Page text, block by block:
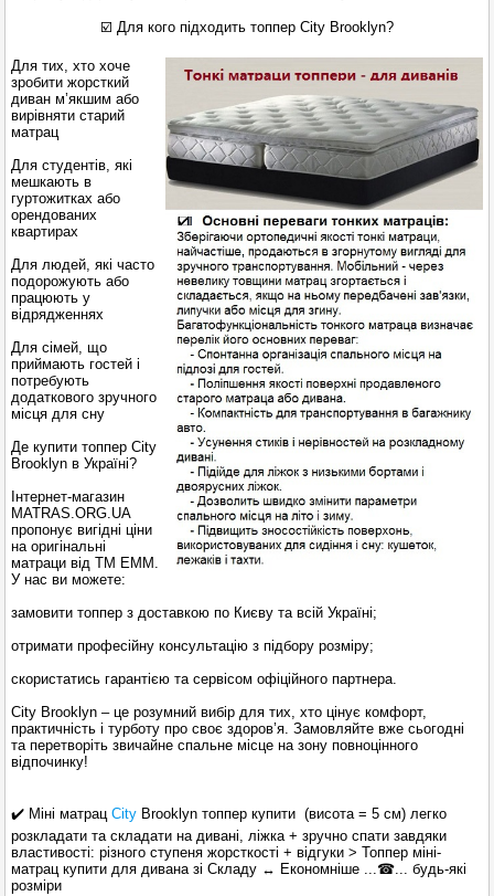
☑️ Для кого підходить топпер City Brooklyn?
Для тих, хто хоче
зробити жорсткий
диван м’якшим або
вирівняти старий
матрац
Для студентів, які
мешкають в
гуртожитках або
орендованих
квартирах
Для людей, які часто
подорожують або
працюють у
відрядженнях
Для сімей, що
приймають гостей і
потребують
додаткового зручного
місця для сну
Де купити топпер City
Brooklyn в Україні?
Інтернет-магазин
MATRAS.ORG.UA
пропонує вигідні ціни
на оригінальні
матраци від ТМ EMM.
У нас ви можете:
замовити топпер з доставкою по Києву та всій Україні;
отримати професійну консультацію з підбору розміру;
скористатись гарантією та сервісом офіційного партнера.
City Brooklyn – це розумний вибір для тих, хто цінує комфорт,
практичність і турботу про своє здоров’я. Замовляйте вже сьогодні
та перетворіть звичайне спальне місце на зону повноцінного
відпочинку!
✔️ Міні матрацCity Brooklyn топпер купити (висота = 5 см) легко
розкладати та складати на дивані, ліжка + зручно спати завдяки
властивості: різного ступеня жорсткості + відгуки > Топпер міні-
матрац купити для дивана зі Складу ↔ Економніше ...☎... будь-які
розміри